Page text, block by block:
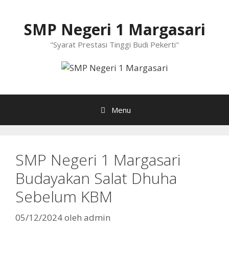
SMP Negeri 1 Margasari
"Syarat Prestasi Tinggi Budi Pekerti"
Menu
SMP Negeri 1 Margasari
Budayakan Salat Dhuha
Sebelum KBM
05/12/2024oleh admin